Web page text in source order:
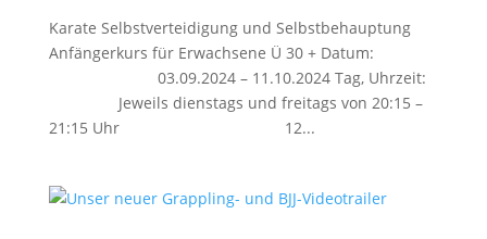
Karate Selbstverteidigung und Selbstbehauptung
Anfängerkurs für Erwachsene Ü 30 + Datum:
03.09.2024 – 11.10.2024 Tag, Uhrzeit:
Jeweils dienstags und freitags von 20:15 –
21:15 Uhr 12...